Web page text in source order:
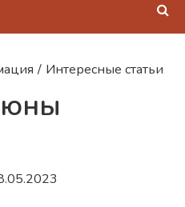
/ Интересные статьи